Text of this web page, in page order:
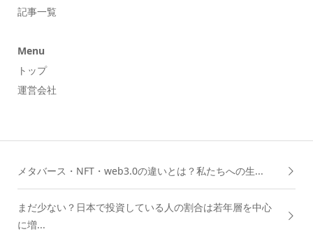
記事一覧
Menu
トップ
運営会社
メタバース・NFT・web3.0の違いとは？私たちへの生...
まだ少ない？日本で投資している人の割合は若年層を中心
に増...